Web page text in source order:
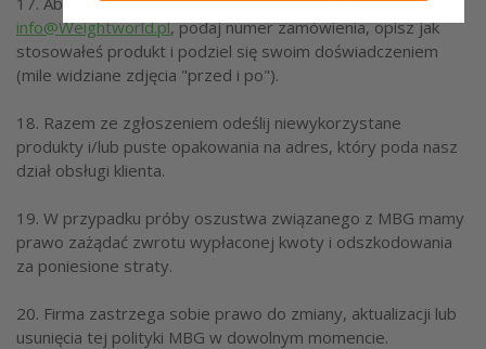
info@Weightworld.pl, podaj numer zamówienia, opisz jak
stosowałeś produkt i podziel się swoim doświadczeniem
(mile widziane zdjęcia "przed i po").
18. Razem ze zgłoszeniem odeślij niewykorzystane
produkty i/lub puste opakowania na adres, który poda nasz
dział obsługi klienta.
19. W przypadku próby oszustwa związanego z MBG mamy
prawo zażądać zwrotu wypłaconej kwoty i odszkodowania
za poniesione straty.
20. Firma zastrzega sobie prawo do zmiany, aktualizacji lub
usunięcia tej polityki MBG w dowolnym momencie.